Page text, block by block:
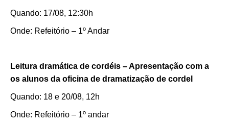
Quando: 17/08, 12:30h
Onde: Refeitório – 1º Andar
Leitura dramática de cordéis – Apresentação com a
os alunos da oficina de dramatização de cordel
Quando: 18 e 20/08, 12h
Onde: Refeitório – 1º andar